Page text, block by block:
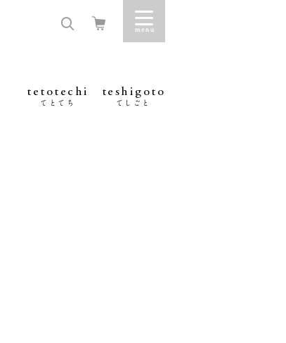
tetotechi
てとてち
teshigoto
てしごと